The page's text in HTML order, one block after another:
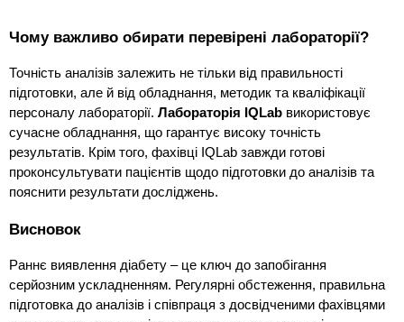
Чому важливо обирати перевірені лабораторії?
Точність аналізів залежить не тільки від правильності
підготовки, але й від обладнання, методик та кваліфікації
персоналу лабораторії. Лабораторія IQLab використовує
сучасне обладнання, що гарантує високу точність
результатів. Крім того, фахівці IQLab завжди готові
проконсультувати пацієнтів щодо підготовки до аналізів та
пояснити результати досліджень.
Висновок
Раннє виявлення діабету – це ключ до запобігання
серйозним ускладненням. Регулярні обстеження, правильна
підготовка до аналізів і співпраця з досвідченими фахівцями